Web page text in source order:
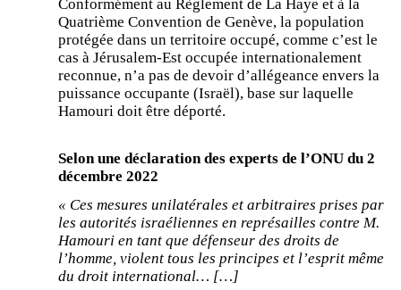
Conformément au Règlement de La Haye et à la
Quatrième Convention de Genève, la population
protégée dans un territoire occupé, comme c’est le
cas à Jérusalem-Est occupée internationalement
reconnue, n’a pas de devoir d’allégeance envers la
puissance occupante (Israël), base sur laquelle
Hamouri doit être déporté.
Selon une déclaration des experts de l’ONU du 2
décembre 2022
« Ces mesures unilatérales et arbitraires prises par
les autorités israéliennes en représailles contre M.
Hamouri en tant que défenseur des droits de
l’homme, violent tous les principes et l’esprit même
du droit international… […]